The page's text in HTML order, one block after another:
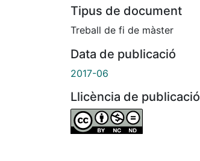
Tipus de document
Treball de fi de màster
Data de publicació
2017-06
Llicència de publicació